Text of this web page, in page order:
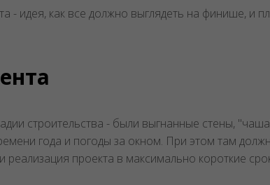
- идея, как все должно выглядеть на финише, и
строительства - были выгнанные стены,
года и погоды за окном. При этом там
проекта в максимально короткие